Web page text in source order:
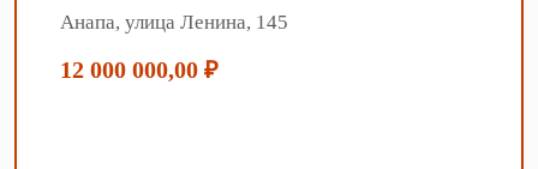
Анапа, улица Ленина, 145
12 000 000,00 ₽